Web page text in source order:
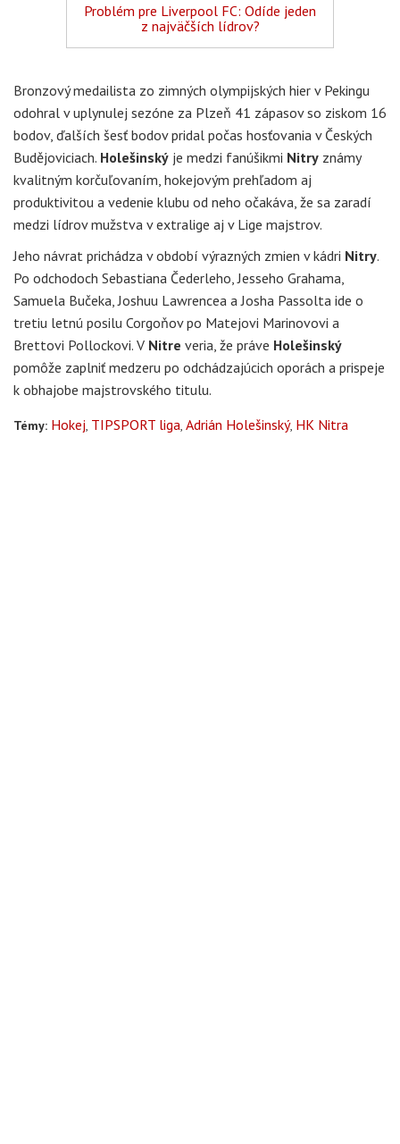
Problém pre Liverpool FC: Odíde jeden
z najväčších lídrov?
Bronzový medailista zo zimných olympijských hier v Pekingu
odohral v uplynulej sezóne za Plzeň 41 zápasov so ziskom 16
bodov, ďalších šesť bodov pridal počas hosťovania v Českých
Budějoviciach. Holešinský je medzi fanúšikmi Nitry známy
kvalitným korčuľovaním, hokejovým prehľadom aj
produktivitou a vedenie klubu od neho očakáva, že sa zaradí
medzi lídrov mužstva v extralige aj v Lige majstrov.
Jeho návrat prichádza v období výrazných zmien v kádri Nitry.
Po odchodoch Sebastiana Čederleho, Jesseho Grahama,
Samuela Bučeka, Joshuu Lawrencea a Josha Passolta ide o
tretiu letnú posilu Corgoňov po Matejovi Marinovovi a
Brettovi Pollockovi. V Nitre veria, že práve Holešinský
pomôže zaplniť medzeru po odchádzajúcich oporách a prispeje
k obhajobe majstrovského titulu.
Témy: Hokej TIPSPORT liga Adrián Holešinský HK Nitra